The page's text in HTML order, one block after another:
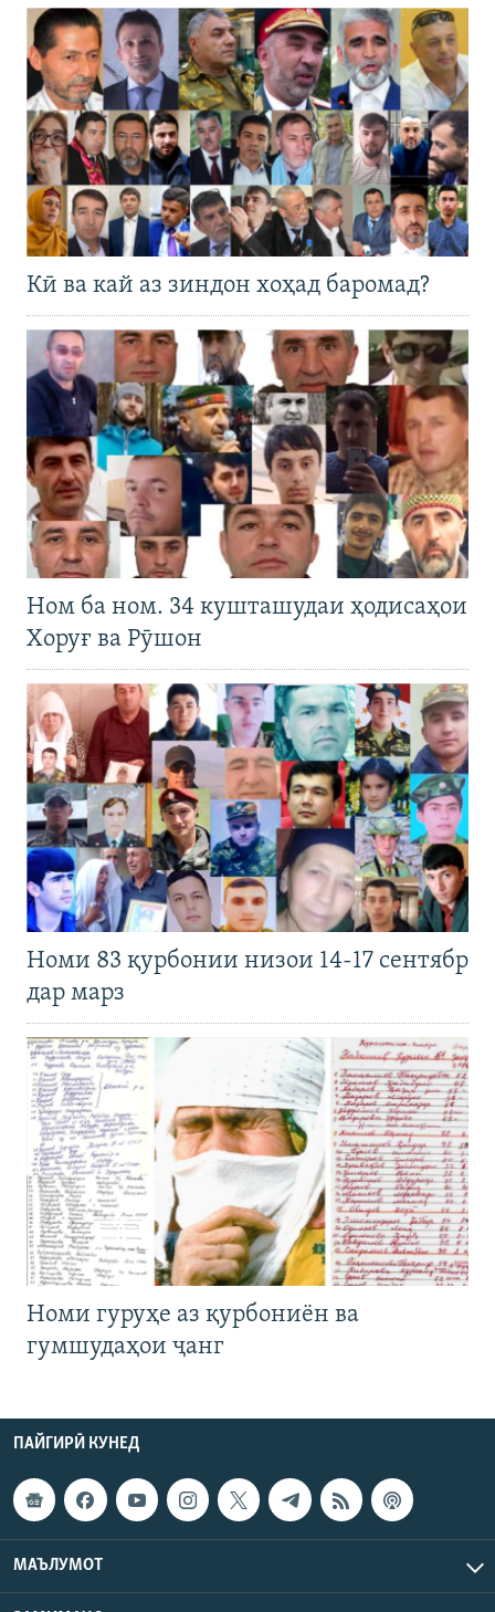
Кӣ ва кай аз зиндон хоҳад баромад?
Ном ба ном. 34 кушташудаи ҳодисаҳои
Хоруғ ва Рӯшон
Номи 83 қурбонии низои 14-17 сентябр
дар марз
Номи гуруҳе аз қурбониён ва
гумшудаҳои ҷанг
ПАЙГИРӢ КУНЕД
МАЪЛУМОТ